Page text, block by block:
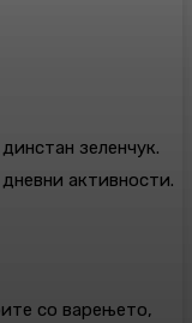
зеленчук.
активности.
со варењето,